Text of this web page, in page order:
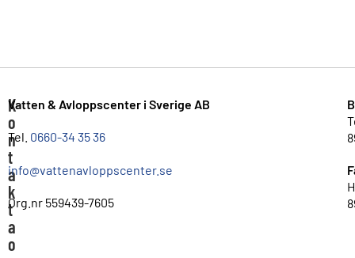
K
o
n
t
a
k
t
a
o
Vatten & Avloppscenter i Sverige AB
Tel. 0660-34 35 36
info@vattenavloppscenter.se
Org.nr 559439-7605